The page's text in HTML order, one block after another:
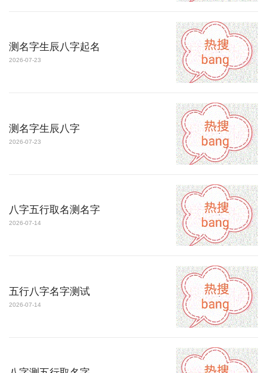
测名字生辰八字起名
2026-07-23
测名字生辰八字
2026-07-23
八字五行取名测名字
2026-07-14
五行八字名字测试
2026-07-14